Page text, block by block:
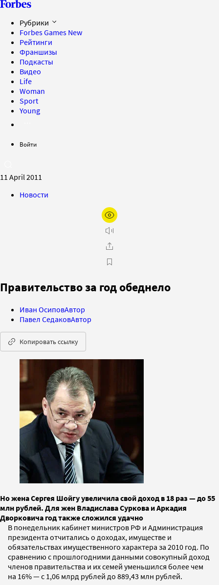
Рубрики
Forbes Games New
Рейтинги
Франшизы
Подкасты
Видео
Life
Woman
Sport
Young
Войти
11 April 2011
Новости
Правительство за год обеднело
Иван ОсиповАвтор
Павел СедаковАвтор
Копировать ссылку
Но жена Сергея Шойгу увеличила свой доход в 18 раз — до 55
млн рублей. Для жен Владислава Суркова и Аркадия
Дворковича год также сложился удачно
В понедельник кабинет министров РФ и Администрация
президента отчитались о доходах, имуществе и
обязательствах имущественного характера за 2010 год. По
сравнению с прошлогодними данными совокупный доход
членов правительства и их семей уменьшился более чем
на 16% — с 1,06 млрд рублей до 889,43 млн рублей.